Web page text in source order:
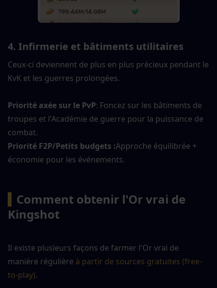
4. Infirmerie et bâtiments utilitaires
Ceux-ci deviennent de plus en plus précieux pendant le
KvK et les guerres prolongées.
Priorité axée sur le PvP: Foncez sur les bâtiments de
troupes et l'Académie de guerre pour la puissance de
combat.
Priorité F2P/Petits budgets :Approche équilibrée +
économie pour les événements.
Comment obtenir l'Or vrai de
Kingshot
Il existe plusieurs façons de farmer l'Or vrai de
manière régulière à partir de sources gratuites (free-
to-play).